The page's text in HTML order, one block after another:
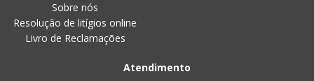
Sobre nós
Resolução de litígios online
Livro de Reclamações
Atendimento